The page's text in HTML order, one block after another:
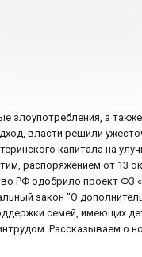
злоупотребления, а
власти решили
капитала на
распоряжением от 13
РФ одобрило проект ФЗ
закон “О
семей, имеющих
Рассказываем о